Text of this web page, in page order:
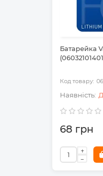
Батарейка
68 грн